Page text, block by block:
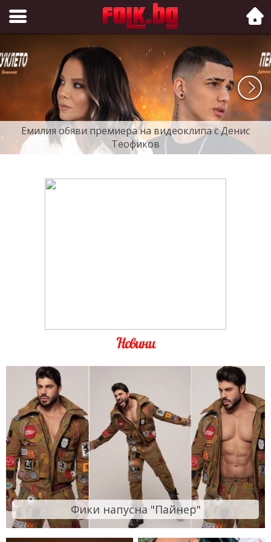
Folk.bg
Емилия обяви премиера на видеоклипа с Денис
Теофиков
Новини
Фики напусна "Пайнер"